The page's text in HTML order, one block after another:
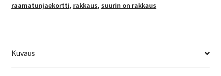
raamatunjaekortti, rakkaus, suurin on rakkaus
Kuvaus